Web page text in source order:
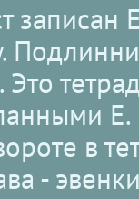
Это
Е.
в
-